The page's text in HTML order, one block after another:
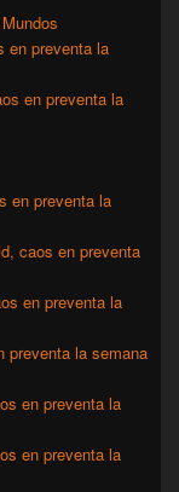
en preventa la
en preventa la
en preventa la
caos en preventa
en preventa la
preventa la semana
en preventa la
en preventa la